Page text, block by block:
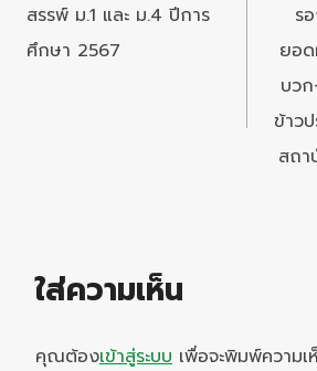
สรรพ์ ม.1 และ ม.4 ปีการ
ศึกษา 2567
ร
ยอ
บวก
ข้าว
สถา
ใส่ความเห็น
คุณต้องเข้าสู่ระบบ เพื่อจะพิมพ์ความเ